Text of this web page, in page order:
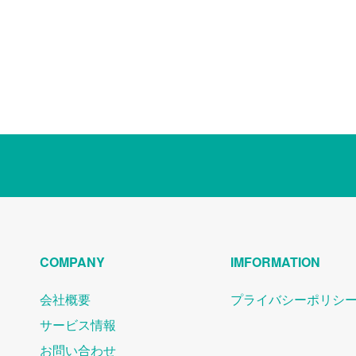
COMPANY
会社概要
サービス情報
お問い合わせ
IMFORMATION
プライバシーポリシ